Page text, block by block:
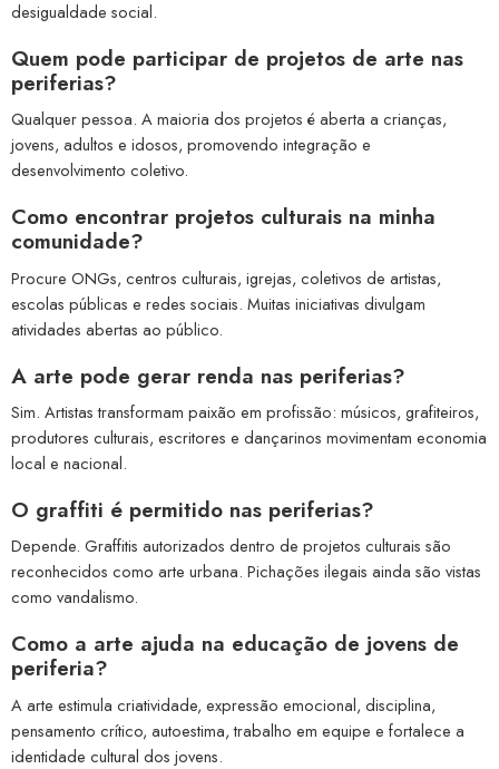
desigualdade social.
Quem pode participar de projetos de arte nas
periferias?
Qualquer pessoa. A maioria dos projetos é aberta a crianças,
jovens, adultos e idosos, promovendo integração e
desenvolvimento coletivo.
Como encontrar projetos culturais na minha
comunidade?
Procure ONGs, centros culturais, igrejas, coletivos de artistas,
escolas públicas e redes sociais. Muitas iniciativas divulgam
atividades abertas ao público.
A arte pode gerar renda nas periferias?
Sim. Artistas transformam paixão em profissão: músicos, grafiteiros,
produtores culturais, escritores e dançarinos movimentam economia
local e nacional.
O graffiti é permitido nas periferias?
Depende. Graffitis autorizados dentro de projetos culturais são
reconhecidos como arte urbana. Pichações ilegais ainda são vistas
como vandalismo.
Como a arte ajuda na educação de jovens de
periferia?
A arte estimula criatividade, expressão emocional, disciplina,
pensamento crítico, autoestima, trabalho em equipe e fortalece a
identidade cultural dos jovens.